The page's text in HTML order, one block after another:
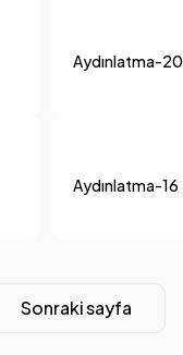
Aydınlatma-20
Aydınlatma-16
Sonraki sayfa